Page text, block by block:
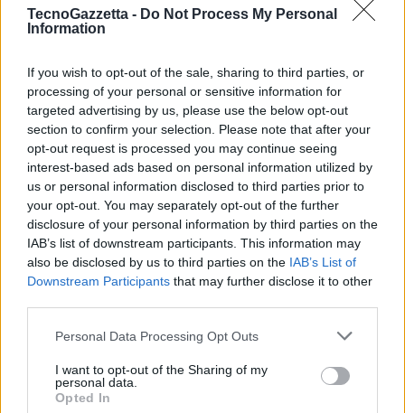
TecnoGazzetta - Do Not Process My Personal
Information
If you wish to opt-out of the sale, sharing to third parties, or
processing of your personal or sensitive information for
targeted advertising by us, please use the below opt-out
section to confirm your selection. Please note that after your
opt-out request is processed you may continue seeing
interest-based ads based on personal information utilized by
us or personal information disclosed to third parties prior to
your opt-out. You may separately opt-out of the further
disclosure of your personal information by third parties on the
IAB’s list of downstream participants. This information may
also be disclosed by us to third parties on the IAB’s List of
Downstream Participants that may further disclose it to other
Personal Data Processing Opt Outs
I want to opt-out of the Sharing of my
personal data.
Opted In
“Sul tema sono stati fatti enormi passi avanti, col numero di
caricabatterie elettronicipassato dai 30 modelli diversi del 2009 alle
3 tipologie standard attualmente in commercio. L’introduzione di un
caricatore universale, quindi, avrà innegabili vantaggi sul piano
ambientale, perché permetterà di abbattere le quantità di rifiuti
elettronici prodotte ogni anno da cittadini che utilizzano